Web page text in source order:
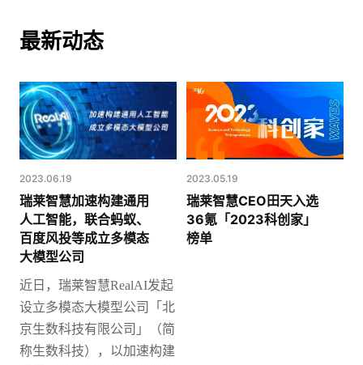
最新动态
2023.06.19
瑞莱智慧加速构建通用
人工智能，联合蚂蚁、
百度风投等成立多模态
大模型公司
近日，瑞莱智慧RealAI发起
设立多模态大模型公司「北
京生数科技有限公司」（简
称生数科技），以加速构建
2023.05.19
瑞莱智慧CEO田天入选
36氪「2023科创家」
榜单